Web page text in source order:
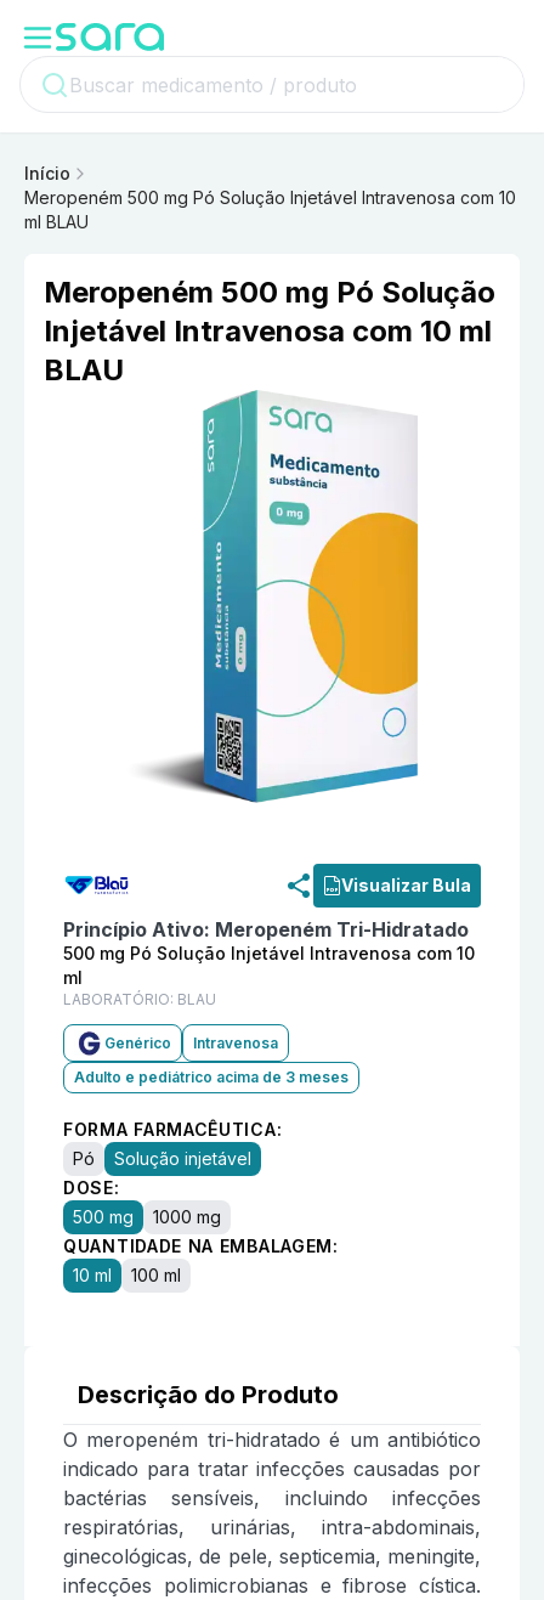
Início
Meropeném 500 mg Pó Solução Injetável Intravenosa com 10
ml BLAU
Meropeném 500 mg Pó Solução
Injetável Intravenosa com 10 ml
BLAU
Visualizar Bula
Princípio Ativo: Meropeném Tri-Hidratado
500 mg Pó Solução Injetável Intravenosa com 10
ml
LABORATÓRIO: BLAU
Genérico
Intravenosa
Adulto e pediátrico acima de 3 meses
FORMA FARMACÊUTICA:
Pó
Solução injetável
DOSE:
500 mg
1000 mg
QUANTIDADE NA EMBALAGEM:
10 ml
100 ml
Descrição do Produto
O meropeném tri-hidratado é um antibiótico
indicado para tratar infecções causadas por
bactérias sensíveis, incluindo infecções
respiratórias, urinárias, intra-abdominais,
ginecológicas, de pele, septicemia, meningite,
infecções polimicrobianas e fibrose cística.